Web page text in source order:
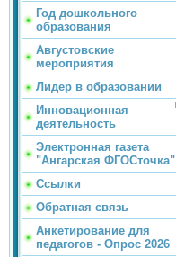
Год дошкольного
образования
Августовские
мероприятия
Лидер в образовании
Инновационная
деятельность
Электронная газета
"Ангарская ФГОСточка"
Ссылки
Обратная связь
Анкетирование для
педагогов - Опрос 2026